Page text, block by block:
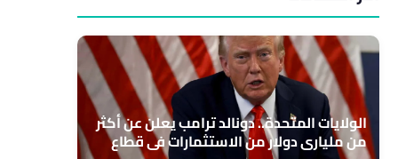
الولايات المتحدة.. دونالد ترامب يعلن عن أكثر
من ملياري دولار من الاستثمارات في قطاع